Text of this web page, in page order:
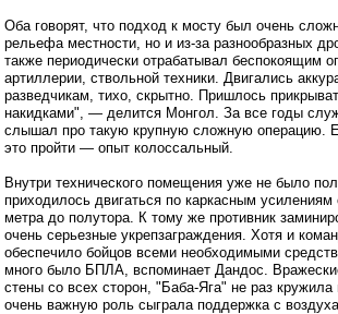
Оба говорят, что подход к мосту был очень
рельефа местности, но и из-за разнообразных
также периодически отрабатывал беспокоящим
артиллерии, ствольной техники. Двигались
разведчикам, тихо, скрытно. Пришлось
накидками", — делится Монгол. За все годы
слышал про такую крупную сложную операцию.
это пройти — опыт колоссальный.
Внутри технического помещения уже не было
приходилось двигаться по каркасным
метра до полутора. К тому же противник
очень серьезные укрепзаграждения. Хотя и
обеспечило бойцов всеми необходимыми
много было БПЛА, вспоминает Дандос.
стены со всех сторон, "Баба-Яга" не раз
очень важную роль сыграла поддержка с воздуха.